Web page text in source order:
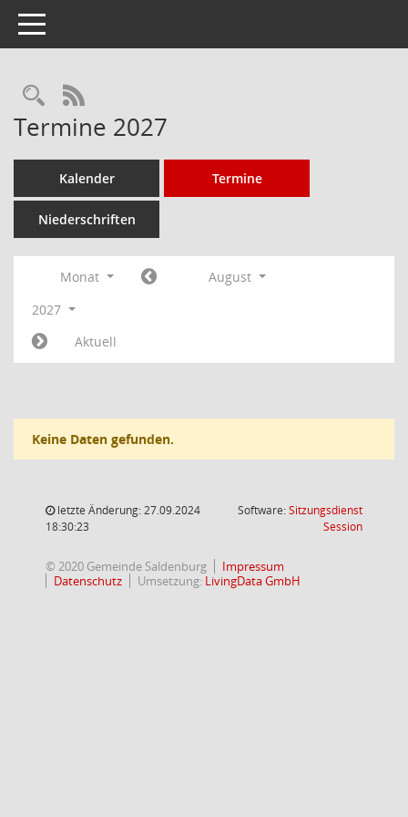
Toggle navigation
Rechercheauswahl
RSS-Feed
Termine 2027
Kalender Termine
Niederschriften
Monat
August
2027
Aktuell
Keine Daten gefunden.
letzte Änderung: 27.09.2024
18:30:23
Software:Sitzungsdienst
Session(Wird in
© 2020 Gemeinde Saldenburg
Impressum
Datenschutz
Umsetzung: LivingData GmbH